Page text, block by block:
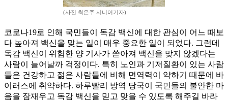
(사진 최은주 시니어기자)
코로나19로 인해 국민들이 독감 백신에 대한 관심이 어느 때보
다 높아져 백신을 맞는 일이 매우 중요한 일이 되었다. 그런데
독감 백신이 위험한 양 기사가 쏟아져 백신을 맞지 않겠다는
사람이 늘어날까 걱정이다. 특히 노인과 기저질환이 있는 사람
들은 건강하고 젊은 사람들에 비해 면역력이 약하기 때문에 바
이러스에 취약하다. 하루빨리 방역 당국이 국민들의 불안한 마
음을 잠재우고 독감 백신을 믿고 맞을 수 있도록 해주길 바라